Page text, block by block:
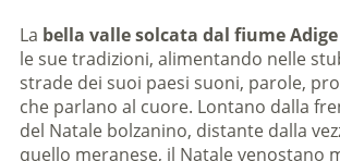
La bella valle solcata dal fiume Adige
le sue tradizioni, alimentando nelle
strade dei suoi paesi suoni, parole,
che parlano al cuore. Lontano dalla
del Natale bolzanino, distante dalla
quello meranese, il Natale venostano